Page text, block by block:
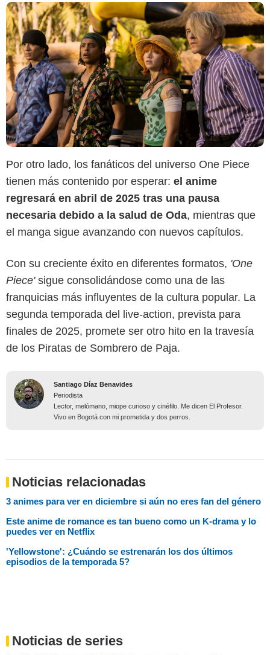
Por otro lado, los fanáticos del universo One Piece
tienen más contenido por esperar: el anime
regresará en abril de 2025 tras una pausa
necesaria debido a la salud de Oda, mientras que
el manga sigue avanzando con nuevos capítulos.
Con su creciente éxito en diferentes formatos, 'One
Piece'sigue consolidándose como una de las
franquicias más influyentes de la cultura popular. La
segunda temporada del live-action, prevista para
finales de 2025, promete ser otro hito en la travesía
de los Piratas de Sombrero de Paja.
Santiago Díaz Benavides
Periodista
Lector, melómano, miope curioso y cinéfilo. Me dicen El Profesor.
Vivo en Bogotá con mi prometida y dos perros.
Noticias relacionadas
3 animes para ver en diciembre si aún no eres fan del género
Este anime de romance es tan bueno como un K-drama y lo
puedes ver en Netflix
'Yellowstone': ¿Cuándo se estrenarán los dos últimos
episodios de la temporada 5?
Noticias de series